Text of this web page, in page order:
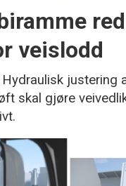
veislodd
justering
skal gjøre